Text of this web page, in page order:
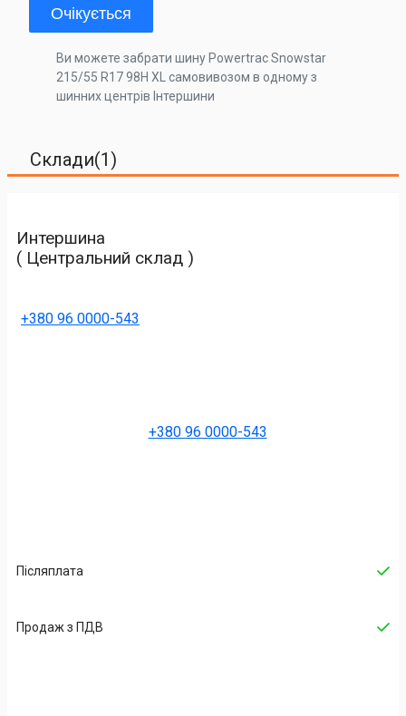
Очікується
Ви можете забрати шину Powertrac Snowstar
215/55 R17 98H XL самовивозом в одному з
шинних центрів Інтершини
Склади(1)
Интершина
( Центральний склад )
+380 96 0000-543
+380 96 0000-543
Післяплата
Продаж з ПДВ